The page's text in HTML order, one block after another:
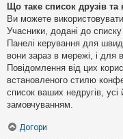
Що таке список друзів та
Ви можете
Учасники, додані до
Панелі керування для
вони зараз в мережі, і для
Повідомлення від цих
встановленого стилю
список ваших недругів,
замовчуванням.
Догори